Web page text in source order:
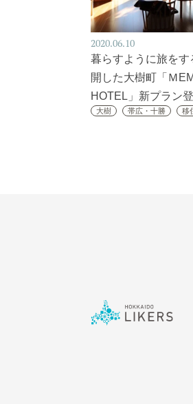
2020.06.10
暮らすように旅をす
開した大樹町「Ｍ
HOTEL」新プラン
大樹 帯広・十勝 移